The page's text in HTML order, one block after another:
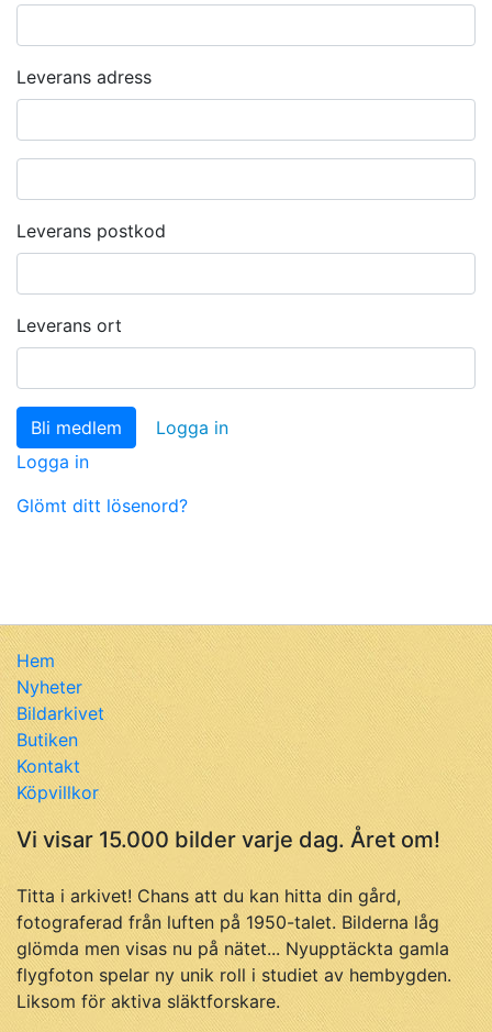
Leverans adress
Leverans postkod
Leverans ort
Logga in
Logga in
Glömt ditt lösenord?
Hem
Nyheter
Bildarkivet
Butiken
Kontakt
Köpvillkor
Vi visar 15.000 bilder varje dag. Året om!
Titta i arkivet! Chans att du kan hitta din gård,
fotograferad från luften på 1950-talet. Bilderna låg
glömda men visas nu på nätet... Nyupptäckta gamla
flygfoton spelar ny unik roll i studiet av hembygden.
Liksom för aktiva släktforskare.